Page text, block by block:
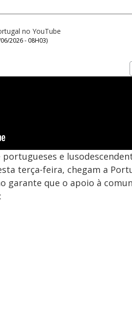
no YouTube
2026 - 08H03)
e
terça-feira, chegam a
garante que o apoio à